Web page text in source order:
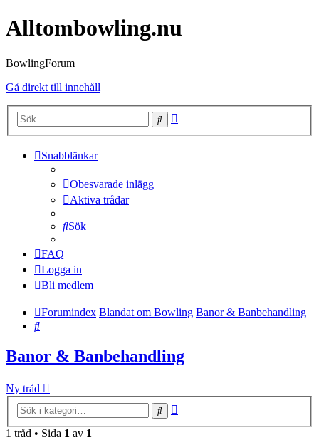
Alltombowling.nu
BowlingForum
Gå direkt till innehåll
Sök
Snabblänkar
Obesvarade inlägg
Aktiva trådar
Sök
FAQ
Logga in
Bli medlem
Forumindex Blandat om Bowling Banor & Banbehandling
Sök
Banor & Banbehandling
Ny tråd
Sök
1 tråd • Sida 1 av 1